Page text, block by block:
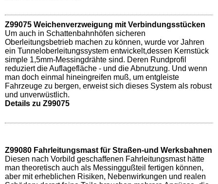
Z99075 Weichenverzweigung mit Verbindungsstücken
Um auch in Schattenbahnhöfen sicheren
Oberleitungsbetrieb machen zu können, wurde vor Jahren
ein Tunneloberleitungssystem entwickelt,dessen Kernstück
simple 1,5mm-Messingdrähte sind. Deren Rundprofil
reduziert die Auflagefläche - und die Abnutzung. Und wenn
man doch einmal hineingreifen muß, um entgleiste
Fahrzeuge zu bergen, erweist sich dieses System als robust
und unverwüstlich.
Details zu Z99075
Z99080 Fahrleitungsmast für Straßen-und Werksbahnen
Diesen nach Vorbild geschaffenen Fahrleitungsmast hätte
man theoretisch auch als Messinggußteil fertigen können,
aber mit erheblichen Risiken, Nebenwirkungen und realen